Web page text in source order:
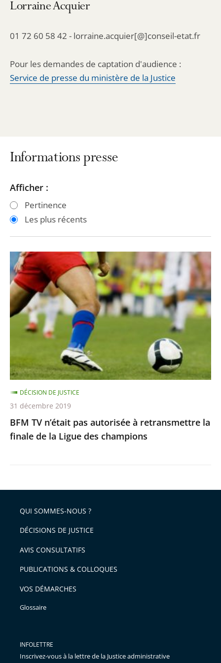
Lorraine Acquier
01 72 60 58 42 - lorraine.acquier[@]conseil-etat.fr
Pour les demandes de captation d'audience :
Service de presse du ministère de la Justice
Informations presse
Passer
les
filtres
après
Passer
les
filtres
avant
Afficher :
Pertinence
Les plus récents
BFM
TV
n’était
pas
autorisée
retransmettre
la
finale
de
la
Ligue
des
champions
BFM TV n’était pas autorisée à retransmettre la
finale de la Ligue des champions
DÉCISION DE JUSTICE
31 décembre 2019
QUI SOMMES-NOUS ?
DÉCISIONS DE JUSTICE
AVIS CONSULTATIFS
PUBLICATIONS & COLLOQUES
VOS DÉMARCHES
Glossaire
INFOLETTRE
Inscrivez-vous à la lettre de la Justice administrative